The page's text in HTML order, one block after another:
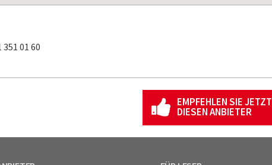
01 60
EMPFEHLEN SIE JETZT
DIESEN ANBIETER